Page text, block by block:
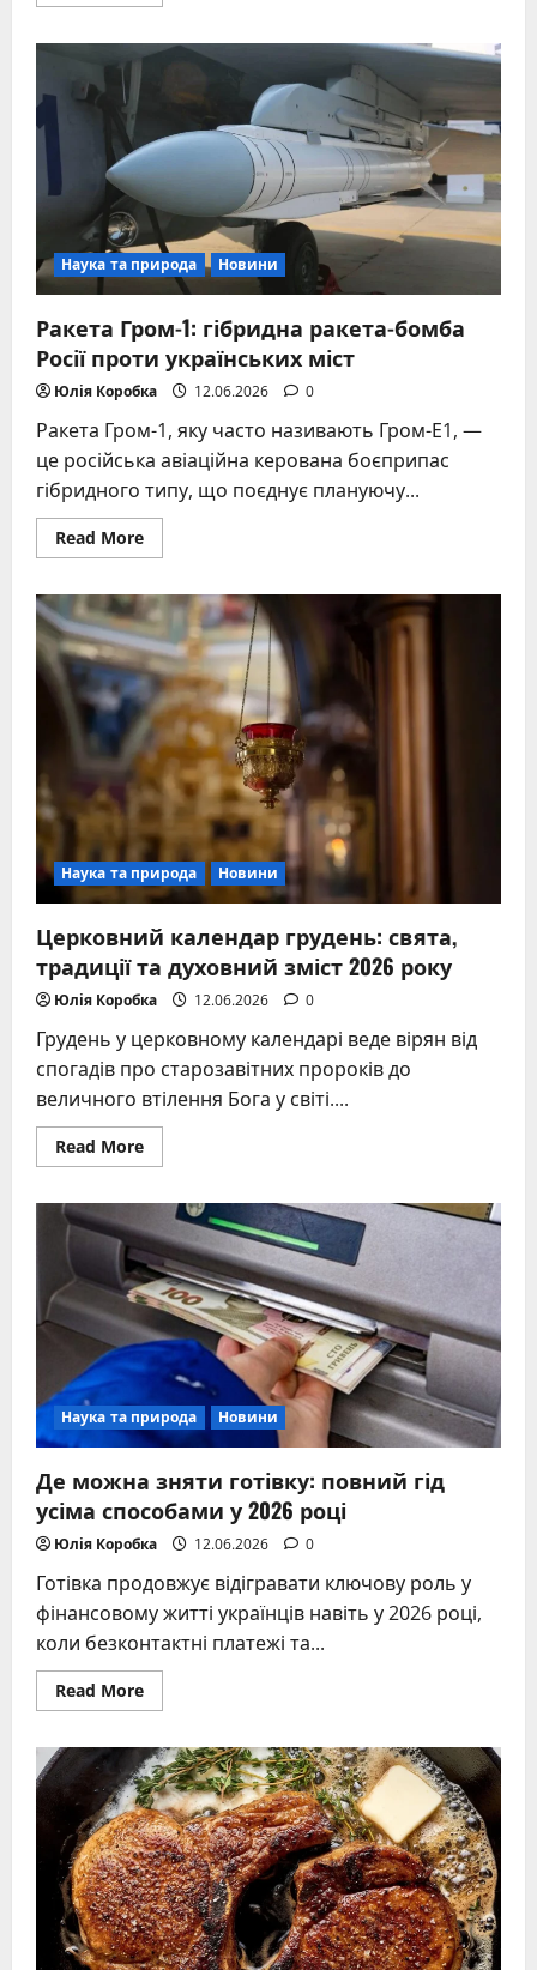
відкриють
кордони
чоловіків
Наука та природа Новини
Ракета Гром-1: гібридна ракета-бомба
Росії проти українських міст
Юлія Коробка 12.06.2026 0
Ракета Гром-1, яку часто називають Гром-Е1, —
це російська авіаційна керована боєприпас
гібридного типу, що поєднує плануючу...
Read MoreRead
more
Гром-1:
гібридна
ракета-
бомба
Росії
проти
українських
міст
Наука та природа Новини
Церковний календар грудень: свята,
традиції та духовний зміст 2026 року
Юлія Коробка 12.06.2026 0
Грудень у церковному календарі веде вірян від
спогадів про старозавітних пророків до
величного втілення Бога у світі....
Read MoreRead
more
календар
грудень:
свята,
традиції
та
духовний
зміст
2026
року
Наука та природа Новини
Де можна зняти готівку: повний гід
усіма способами у 2026 році
Юлія Коробка 12.06.2026 0
Готівка продовжує відігравати ключову роль у
фінансовому житті українців навіть у 2026 році,
коли безконтактні платежі та...
Read MoreRead
more
можна
зняти
готівку:
повний
гід
усіма
способами
у
2026
році